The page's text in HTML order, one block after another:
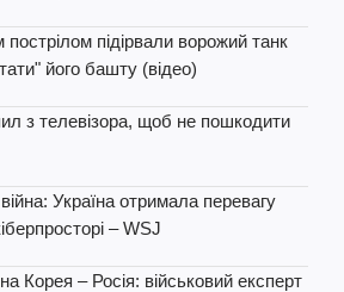
підірвали ворожий танк
його башту (відео)
з телевізора, щоб не пошкодити
Україна отримала перевагу
– WSJ
Корея – Росія: військовий експерт